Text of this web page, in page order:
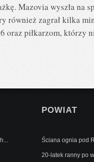
Mazovia wyszła na
również zagrał kilka
oraz piłkarzom, którzy
POWIAT
Ściana ognia pod
20-latek ranny po